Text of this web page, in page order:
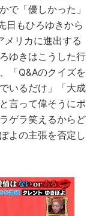
で「優しかった」
日もひろゆきから
メリカに進出する
ゆきはこうした行
「Q&Aのクイズを
いるだけ」「大成
言って偉そうにポ
ゲラ笑えるからど
よの主張を否定し